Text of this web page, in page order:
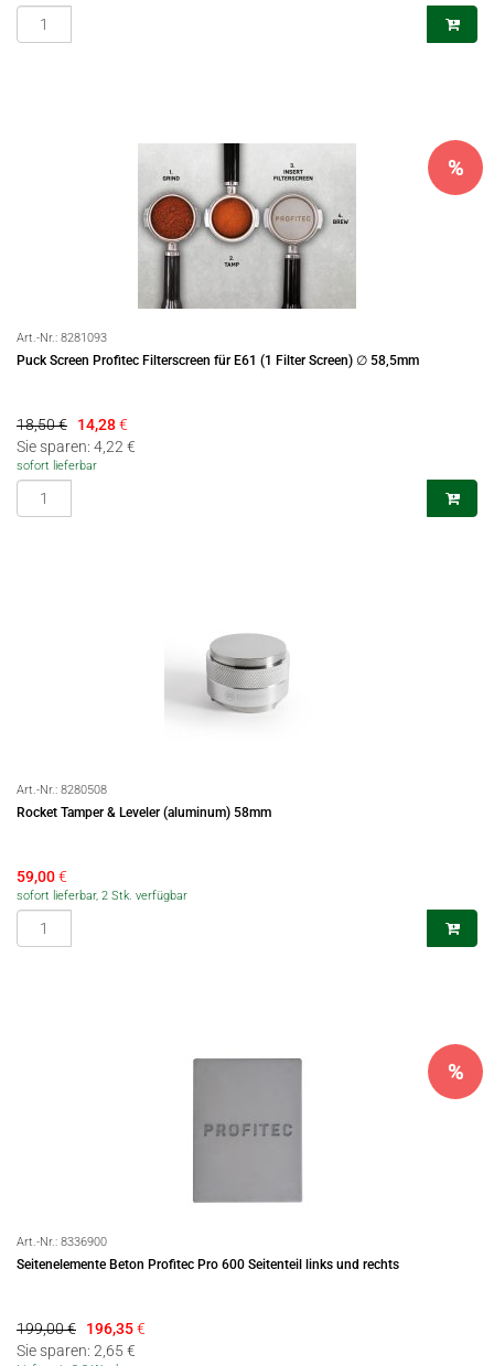
Art.-Nr.: 8281093
Puck Screen Profitec Filterscreen für E61 (1 Filter Screen) ∅ 58,5mm
%
18,50 € 14,28€
Sie sparen: 4,22 €
sofort lieferbar
Art.-Nr.: 8280508
Rocket Tamper & Leveler (aluminum) 58mm
59,00€
sofort lieferbar, 2 Stk. verfügbar
Art.-Nr.: 8336900
Seitenelemente Beton Profitec Pro 600 Seitenteil links und rechts
%
199,00 € 196,35€
Sie sparen: 2,65 €